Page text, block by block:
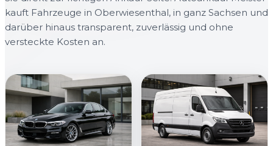
kauft Fahrzeuge in Oberwiesenthal, in ganz Sachsen und
darüber hinaus transparent, zuverlässig und ohne
versteckte Kosten an.